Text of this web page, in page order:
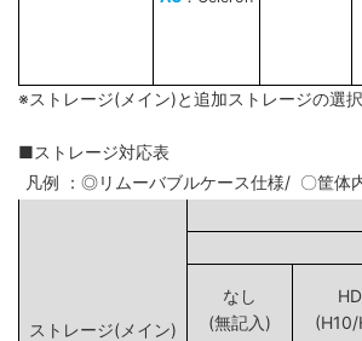
※ストレージ(メイン)と追加ストレージの選
■ストレージ対応表
凡例 ：◎リムーバブルケース仕様/ 〇筐体
ストレージ(メイン)
なし
(無記入)